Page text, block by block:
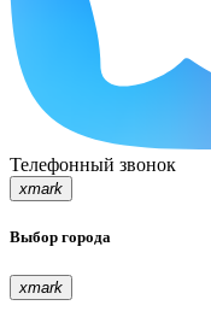
Телефонный звонок
xmark
Выбор города
xmark